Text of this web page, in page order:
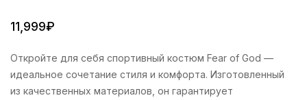
11,999₽
Откройте для себя спортивный костюм Fear of God —
идеальное сочетание стиля и комфорта. Изготовленный
из качественных материалов, он гарантирует